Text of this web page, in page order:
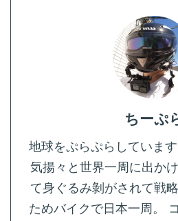
ちーぷ
地球をぷらぷらしていま
気揚々と世界一周に出か
て身ぐるみ剝がされて戦
ためバイクで日本一周。